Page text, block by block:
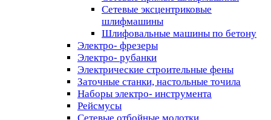
Сетевые эксцентриковые
шлифмашины
Шлифовальные машины по бетону
Электро- фрезеры
Электро- рубанки
Электрические строительные фены
Заточные станки, настольные точила
Наборы электро- инструмента
Рейсмусы